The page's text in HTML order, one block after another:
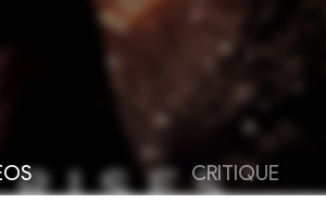
CRITIQUE